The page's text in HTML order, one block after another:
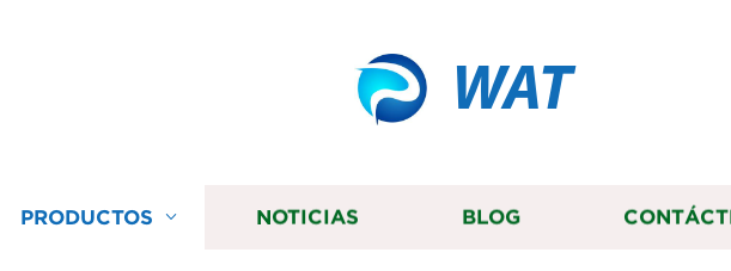
WAT
PRODUCTOS NOTICIAS BLOG